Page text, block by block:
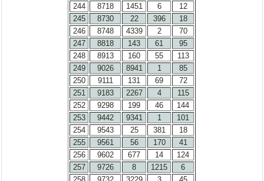
244
8718 1451 6
12
245
8730 22 396
18
246
8748 4339 2
70
247
8818 143 61
95
248
8913 160 55
113
249
9026 8941 1
85
250
9111 131 69
72
251
9183 2267 4
115
252
9298 199 46
144
253
9442 9341 1
101
254
9543 25 381
18
255
9561 56 170
41
256
9602 677 14
124
257
9726 8 1215
6